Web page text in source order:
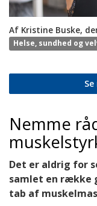
Af Kristine Buske,
Helse, sundhed og
Nemme
Det er aldrig for
samlet en række
tab af